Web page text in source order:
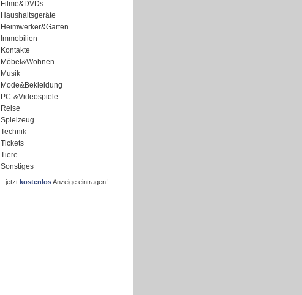
Filme&DVDs
Haushaltsgeräte
Heimwerker&Garten
Immobilien
Kontakte
Möbel&Wohnen
Musik
Mode&Bekleidung
PC-&Videospiele
Reise
Spielzeug
Technik
Tickets
Tiere
Sonstiges
...jetzt kostenlosAnzeige eintragen!